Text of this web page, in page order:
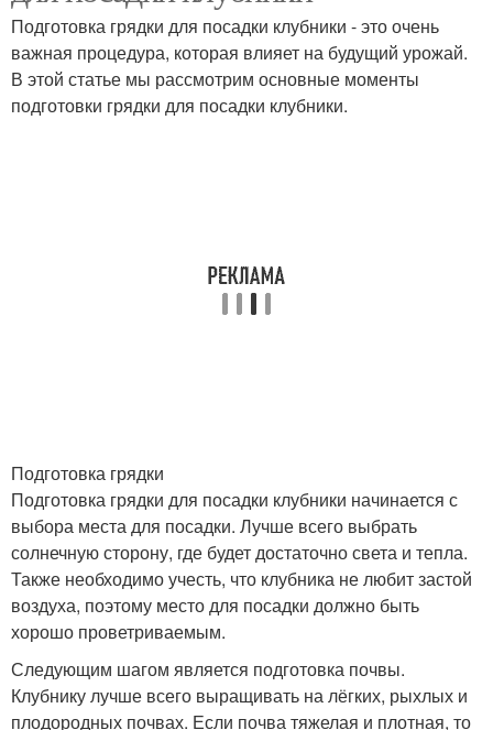
Грядка для клубники Высокая грядка
Подготовка грядки для посадки клубники - это очень
важная процедура, которая влияет на будущий урожай.
В этой статье мы рассмотрим основные моменты
подготовки грядки для посадки клубники.
Подготовка грядки
Подготовка грядки для посадки клубники начинается с
выбора места для посадки. Лучше всего выбрать
солнечную сторону, где будет достаточно света и тепла.
Также необходимо учесть, что клубника не любит застой
воздуха, поэтому место для посадки должно быть
хорошо проветриваемым.
Следующим шагом является подготовка почвы.
Клубнику лучше всего выращивать на лёгких, рыхлых и
плодородных почвах. Если почва тяжелая и плотная, то